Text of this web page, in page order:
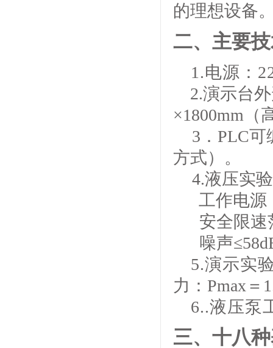
的理想设备
二、主要
1.电源：
2.演示台
×1800mm（
3．PLC可
方式）。
4.液压实
工作电源
安全限速
噪声
5.演示实
力：Pmax＝
6..液压泵
三、十八